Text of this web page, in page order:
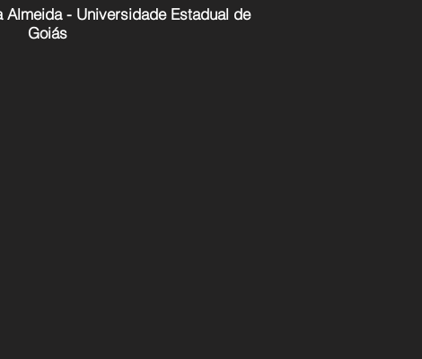
Almeida - Universidade Estadual de
Goiás